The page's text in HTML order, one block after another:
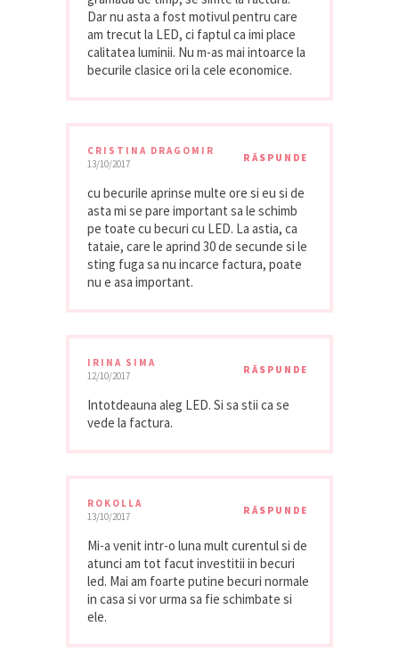
Dar nu asta a fost motivul pentru care
am trecut la LED, ci faptul ca imi place
calitatea luminii. Nu m-as mai intoarce la
becurile clasice ori la cele economice.
CRISTINA DRAGOMIR
13/10/2017
RĂSPUNDE
cu becurile aprinse multe ore si eu si de
asta mi se pare important sa le schimb
pe toate cu becuri cu LED. La astia, ca
tataie, care le aprind 30 de secunde si le
sting fuga sa nu incarce factura, poate
nu e asa important.
IRINA SIMA
12/10/2017
RĂSPUNDE
Intotdeauna aleg LED. Si sa stii ca se
vede la factura.
ROKOLLA
13/10/2017
RĂSPUNDE
Mi-a venit intr-o luna mult curentul si de
atunci am tot facut investitii in becuri
led. Mai am foarte putine becuri normale
in casa si vor urma sa fie schimbate si
ele.